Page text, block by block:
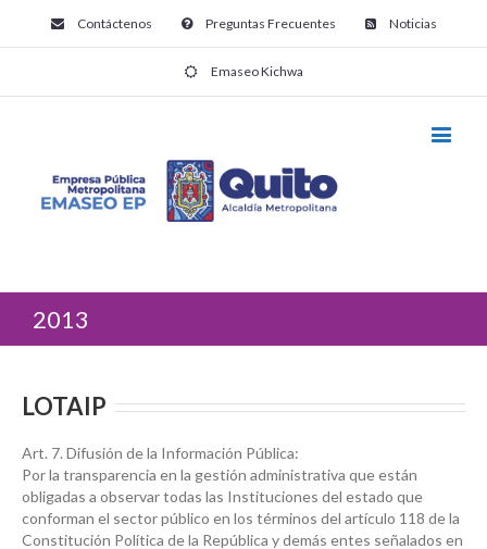
Contáctenos Preguntas Frecuentes Noticias
Emaseo Kichwa
2013
LOTAIP
Art. 7. Difusión de la Información Pública:
Por la transparencia en la gestión administrativa que están
obligadas a observar todas las Instituciones del estado que
conforman el sector público en los términos del artículo 118 de la
Constitución Política de la República y demás entes señalados en